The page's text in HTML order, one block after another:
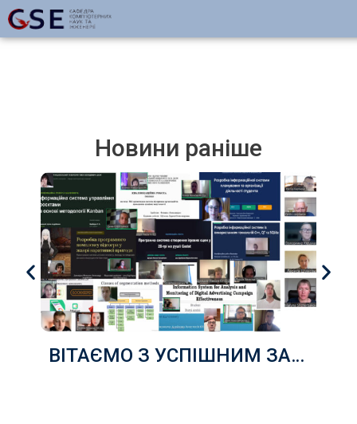
Новини раніше
ВІТАЄМО З УСПІШНИМ ЗАХИСТОМ КВАЛІФІКАЦІЙНИХ РОБОТ здобувачів груп КІ-22д, КІ-22з, КН-22д, КН-22з ,